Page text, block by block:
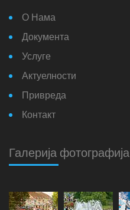
О Нама
Документа
Услуге
Актуелности
Привреда
Контакт
Галерија фотографија